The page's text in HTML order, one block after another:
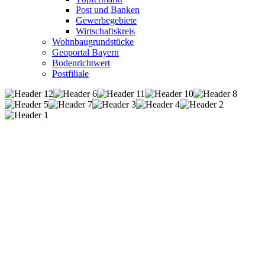
Post und Banken
Gewerbegebiete
Wirtschaftskreis
Wohnbaugrundstücke
Geoportal Bayern
Bodenrichtwert
Postfiliale